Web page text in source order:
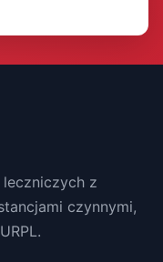
z
czynnymi,